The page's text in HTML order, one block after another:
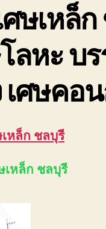
ษเหล็
ลหะ บ
เศษคอ
หล็ก ชลบุรี
เหล็ก ชลบุรี